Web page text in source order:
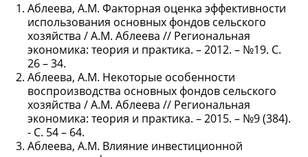
Аблеева, А.М. Факторная оценка эффективности
использования основных фондов сельского
хозяйства / А.М. Аблеева // Региональная
экономика: теория и практика. – 2012. – №19. С.
26 – 34.
Аблеева, А.М. Некоторые особенности
воспроизводства основных фондов сельского
хозяйства / А.М. Аблеева // Региональная
экономика: теория и практика. – 2015. – №9 (384).
- С. 54 – 64.
Аблеева, А.М. Влияние инвестиционной